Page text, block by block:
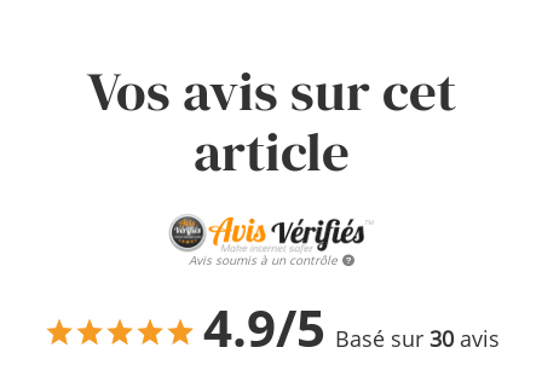
Vos avis sur cet
article
Avis soumis à un contrôle
4.9/5 Basé sur 30avis